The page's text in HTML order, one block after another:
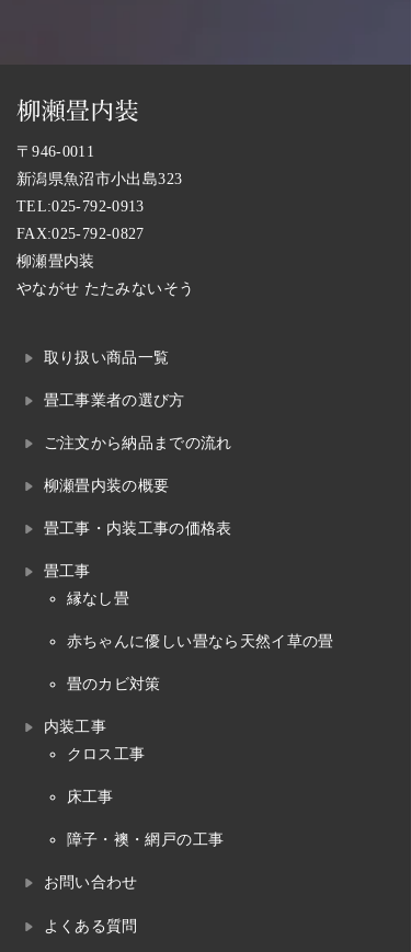
〒946-0011
新潟県魚沼市小出島323
TEL:025-792-0913
FAX:025-792-0827
柳瀬畳内装
やながせ たたみないそう
取り扱い商品一覧
畳工事業者の選び方
ご注文から納品までの流れ
柳瀬畳内装の概要
畳工事・内装工事の価格表
畳工事
縁なし畳
赤ちゃんに優しい畳なら天然イ草の畳
畳のカビ対策
内装工事
クロス工事
床工事
障子・襖・網戸の工事
お問い合わせ
よくある質問